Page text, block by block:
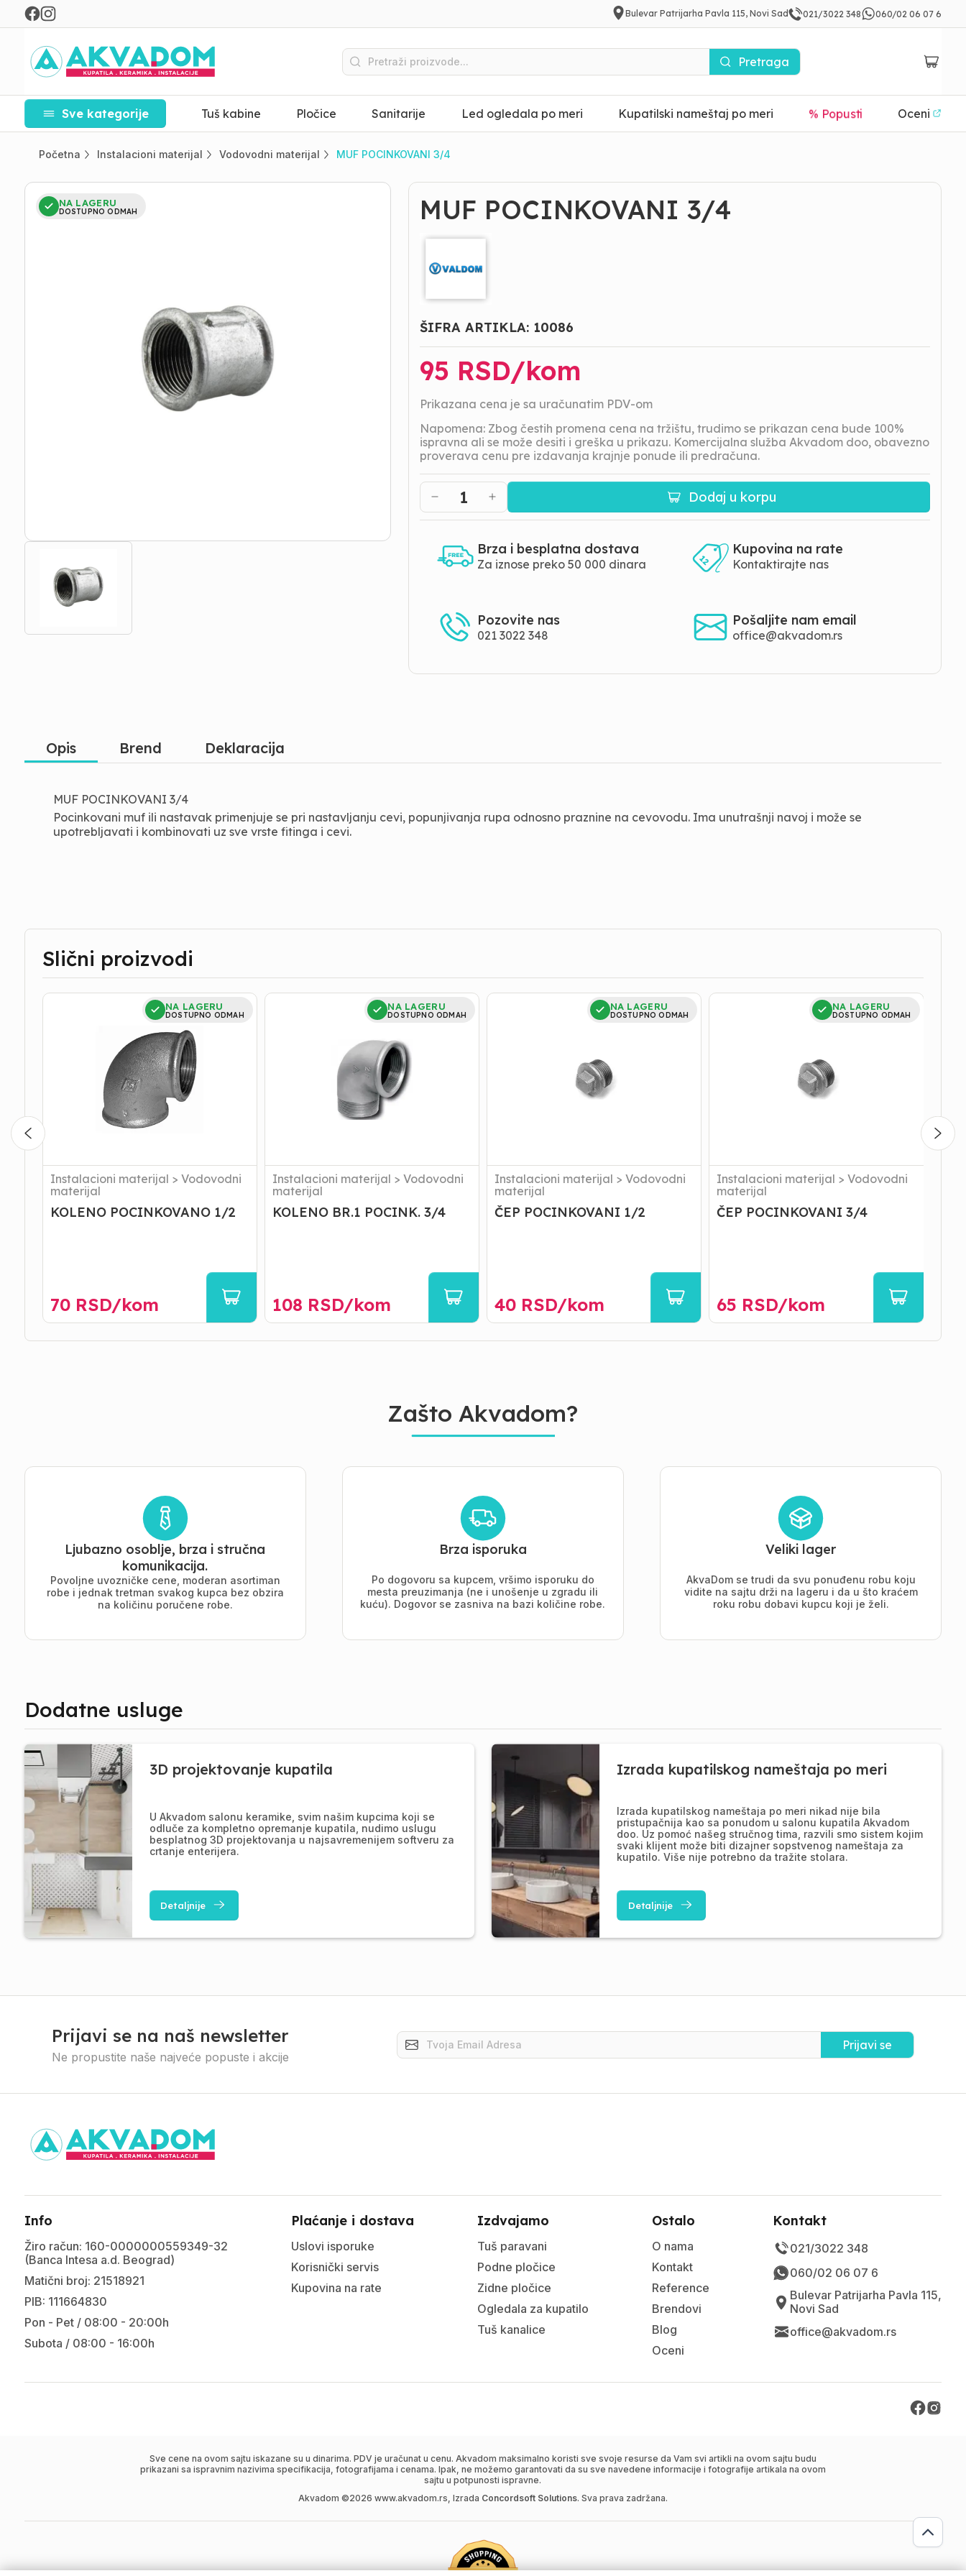
Bulevar Patrijarha Pavla 115, Novi Sad 021/3022 348 060/02 06 07 6
Pretraga
Sve kategorije Tuš kabine Pločice Sanitarije Led ogledala po meri Kupatilski nameštaj po meri % Popusti Oceni
Početna Instalacioni materijal Vodovodni materijal MUF POCINKOVANI 3/4
NA LAGERU
DOSTUPNO ODMAH MUF POCINKOVANI 3/4
ŠIFRA ARTIKLA: 10086
95 RSD/kom
Prikazana cena je sa uračunatim PDV-om
Napomena: Zbog čestih promena cena na tržištu, trudimo se prikazan cena bude 100%
ispravna ali se može desiti i greška u prikazu. Komercijalna služba Akvadom doo, obavezno
proverava cenu pre izdavanja krajnje ponude ili predračuna.
1 Dodaj u korpu
Brza i besplatna dostava
Za iznose preko 50 000 dinara
Kupovina na rate
Kontaktirajte nas
Pozovite nas
021 3022 348
Pošaljite nam email
office@akvadom.rs
Opis Brend Deklaracija
MUF POCINKOVANI 3/4
Pocinkovani muf ili nastavak primenjuje se pri nastavljanju cevi, popunjivanja rupa odnosno praznine na cevovodu. Ima unutrašnji navoj i može se
upotrebljavati i kombinovati uz sve vrste fitinga i cevi.
Slični proizvodi
KOLENO
NA LAGERU
DOSTUPNO ODMAH
Instalacioni materijal > Vodovodni
materijal
KOLENO POCINKOVANO 1/2
70RSD/kom
KOLENO
NA LAGERU
DOSTUPNO ODMAH
Instalacioni materijal > Vodovodni
materijal
KOLENO BR.1 POCINK. 3/4
108 RSD/kom
ČEP
NA LAGERU
DOSTUPNO ODMAH
Instalacioni materijal > Vodovodni
materijal
ČEP POCINKOVANI 1/2
40 RSD/kom
ČEP
NA LAGERU
DOSTUPNO ODMAH
Instalacioni materijal > Vodovodni
materijal
ČEP POCINKOVANI 3/4
65 RSD/kom
Zašto Akvadom?
Ljubazno osoblje, brza i stručna
komunikacija.
Povoljne uvozničke cene, moderan asortiman
robe i jednak tretman svakog kupca bez obzira
na količinu poručene robe.
Brza isporuka
Po dogovoru sa kupcem, vršimo isporuku do
mesta preuzimanja (ne i unošenje u zgradu ili
kuću). Dogovor se zasniva na bazi količine robe.
Veliki lager
AkvaDom se trudi da svu ponuđenu robu koju
vidite na sajtu drži na lageru i da u što kraćem
roku robu dobavi kupcu koji je želi.
Dodatne usluge
3D projektovanje kupatila
U Akvadom salonu keramike, svim našim kupcima koji se
odluče za kompletno opremanje kupatila, nudimo uslugu
besplatnog 3D projektovanja u najsavremenijem softveru za
crtanje enterijera.
Detaljnije
Izrada kupatilskog nameštaja po meri
Izrada kupatilskog nameštaja po meri nikad nije bila
pristupačnija kao sa ponudom u salonu kupatila Akvadom
doo. Uz pomoć našeg stručnog tima, razvili smo sistem kojim
svaki klijent može biti dizajner sopstvenog nameštaja za
kupatilo. Više nije potrebno da tražite stolara.
Detaljnije
Prijavi se na naš newsletter
Ne propustite naše najveće popuste i akcije
Prijavi se
Info
Žiro račun: 160-0000000559349-32
(Banca Intesa a.d. Beograd)
Matični broj: 21518921
PIB: 111664830
Pon - Pet / 08:00 - 20:00h
Subota / 08:00 - 16:00h
Plaćanje i dostava
Uslovi isporuke
Korisnički servis
Kupovina na rate
Izdvajamo
Tuš paravani
Podne pločice
Zidne pločice
Ogledala za kupatilo
Tuš kanalice
Ostalo
O nama
Kontakt
Reference
Brendovi
Blog
Oceni
Kontakt
021/3022 348
060/02 06 07 6
Bulevar Patrijarha Pavla 115,
Novi Sad
office@akvadom.rs
Sve cene na ovom sajtu iskazane su u dinarima. PDV je uračunat u cenu. Akvadom maksimalno koristi sve svoje resurse da Vam svi artikli na ovom sajtu budu
prikazani sa ispravnim nazivima specifikacija, fotografijama i cenama. Ipak, ne možemo garantovati da su sve navedene informacije i fotografije artikala na ovom
sajtu u potpunosti ispravne.
Akvadom ©2026 www.akvadom.rs, Izrada Concordsoft Solutions. Sva prava zadržana.